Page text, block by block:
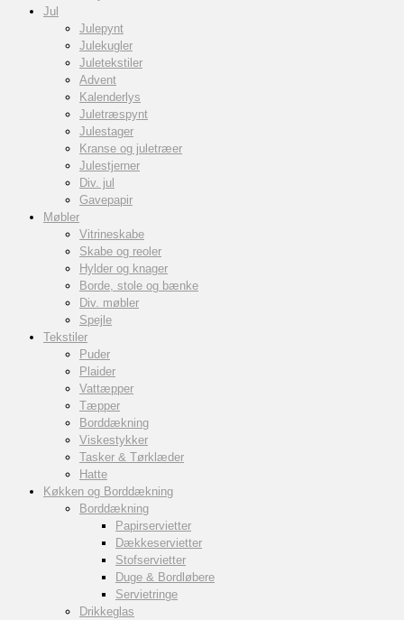
Jul
Julepynt
Julekugler
Juletekstiler
Advent
Kalenderlys
Juletræspynt
Julestager
Kranse og juletræer
Julestjerner
Div. jul
Gavepapir
Møbler
Vitrineskabe
Skabe og reoler
Hylder og knager
Borde, stole og bænke
Div. møbler
Spejle
Tekstiler
Puder
Plaider
Vattæpper
Tæpper
Borddækning
Viskestykker
Tasker & Tørklæder
Hatte
Køkken og Borddækning
Borddækning
Papirservietter
Dækkeservietter
Stofservietter
Duge & Bordløbere
Servietringe
Drikkeglas